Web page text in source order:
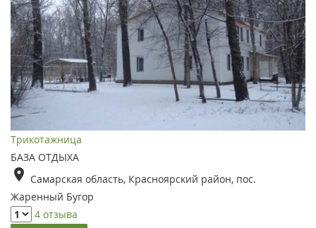
Трикотажница
БАЗА ОТДЫХА
Самарская область, Красноярский район, пос.
Жаренный Бугор
4 отзыва